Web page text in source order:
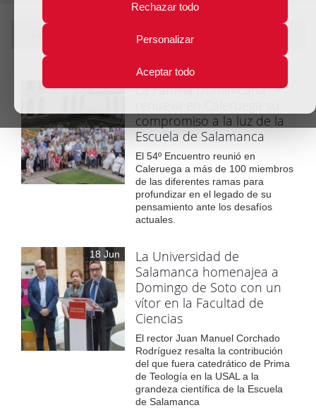
Rechazar todo
Personalizar
Aceptar todo
Derechos humanos
20 Jul
La Familia Dominicana
compromiso a la luz de la
Escuela de Salamanca
El 54º Encuentro reunió en
Caleruega a más de 100 miembros
de las diferentes ramas para
profundizar en el legado de su
pensamiento ante los desafíos
actuales.
18 Jun
La Universidad de
Salamanca homenajea a
Domingo de Soto con un
vítor en la Facultad de
Ciencias
El rector Juan Manuel Corchado
Rodríguez resalta la contribución
del que fuera catedrático de Prima
de Teología en la USAL a la
grandeza científica de la Escuela
de Salamanca